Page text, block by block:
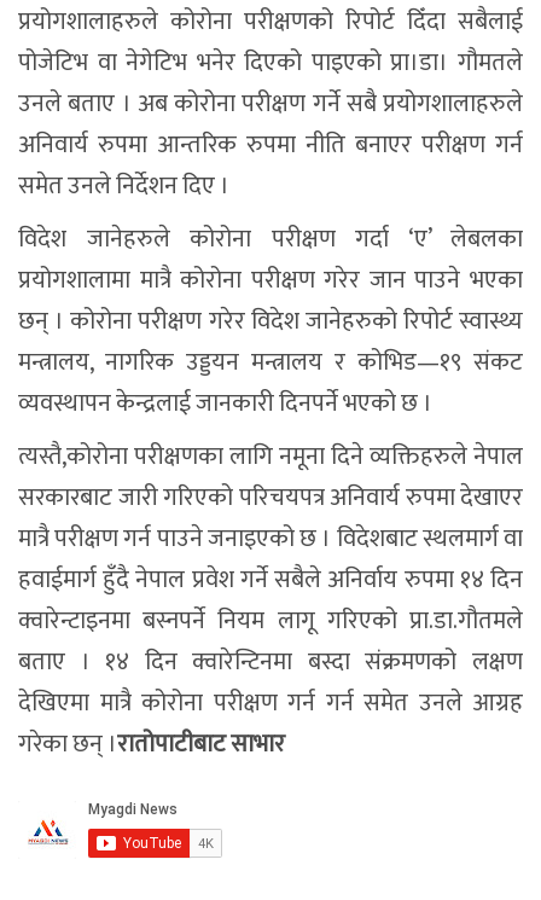
प्रयोगशालाहरुले कोरोना परीक्षणको रिपोर्ट दिँदा सबैलाई
पोजेटिभ वा नेगेटिभ भनेर दिएको पाइएको प्रा।डा। गौमतले
उनले बताए । अब कोरोना परीक्षण गर्ने सबै प्रयोगशालाहरुले
अनिवार्य रुपमा आन्तरिक रुपमा नीति बनाएर परीक्षण गर्न
समेत उनले निर्देशन दिए ।
विदेश जानेहरुले कोरोना परीक्षण गर्दा ‘ए’ लेबलका
प्रयोगशालामा मात्रै कोरोना परीक्षण गरेर जान पाउने भएका
छन् । कोरोना परीक्षण गरेर विदेश जानेहरुको रिपोर्ट स्वास्थ्य
मन्त्रालय, नागरिक उड्डयन मन्त्रालय र कोभिड—१९ संकट
व्यवस्थापन केन्द्रलाई जानकारी दिनपर्ने भएको छ ।
त्यस्तै,कोरोना परीक्षणका लागि नमूना दिने व्यक्तिहरुले नेपाल
सरकारबाट जारी गरिएको परिचयपत्र अनिवार्य रुपमा देखाएर
मात्रै परीक्षण गर्न पाउने जनाइएको छ । विदेशबाट स्थलमार्ग वा
हवाईमार्ग हुँदै नेपाल प्रवेश गर्ने सबैले अनिर्वाय रुपमा १४ दिन
क्वारेन्टाइनमा बस्नपर्ने नियम लागू गरिएको प्रा.डा.गौतमले
बताए । १४ दिन क्वारेन्टिनमा बस्दा संक्रमणको लक्षण
देखिएमा मात्रै कोरोना परीक्षण गर्न गर्न समेत उनले आग्रह
गरेका छन् ।रातोपाटीबाट साभार